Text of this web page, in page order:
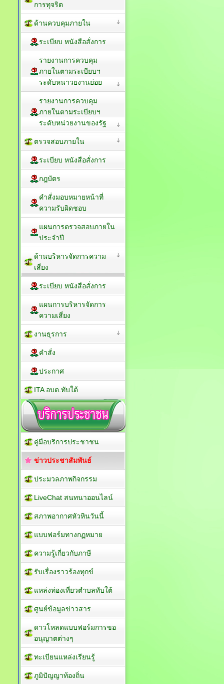
การทุจริต
ด้านควบคุมภายใน
ระเบียบ หนังสือสั่งการ
รายงานการควบคุม
ภายในตามระเบียบฯ
ระดับหนาวยงานย่อย
รายงานการควบคุม
ภายในตามระเบียบฯ
ระดับหน่วยงานของรัฐ
ตรวจสอบภายใน
ระเบียบ หนังสือสั่งการ
กฎบัตร
คำสั่งมอบหมายหน้าที่
ความรับผิดชอบ
แผนการตรวจสอบภายใน
ประจำปี
ด้านบริหารจัดการความ
เสี่ยง
ระเบียบ หนังสือสั่งการ
แผนการบริหารจัดการ
ความเสี่ยง
งานธุรการ
คำสั่ง
ประกาศ
ITA อบต.ทับใต้
คู่มือบริการประชาชน
ข่าวประชาสัมพันธ์
ประมวลภาพกิจกรรม
LiveChat สนทนาออนไลน์
สภาพอากาศหัวหินวันนี้
แบบฟอร์มทางกฏหมาย
ความรู้เกี่ยวกับภาษี
รับเรื่องราวร้องทุกข์
แหล่งท่องเที่ยวตำบลทับใต้
ศูนย์ข้อมูลข่าวสาร
ดาวโหลดแบบฟอร์มการขอ
อนุญาตต่างๆ
ทะเบียนแหล่งเรียนรู้
ภูมิปัญญาท้องถิ่น